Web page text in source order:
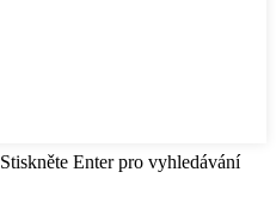
Stiskněte Enter pro vyhledávání